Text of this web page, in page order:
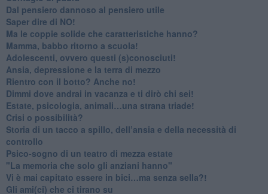
​Dal pensiero dannoso al pensiero utile
​Saper dire di NO!
​Ma le coppie solide che caratteristiche hanno?
​Mamma, babbo ritorno a scuola!
Adolescenti, ovvero questi (s)conosciuti!
Ansia, depressione e la terra di mezzo
​Rientro con il botto? Anche no!
Dimmi dove andrai in vacanza e ti dirò chi sei!
​Estate, psicologia, animali…una strana triade!
​Crisi o possibilità?
​Storia di un tacco a spillo, dell’ansia e della necessità di
controllo
​Psico-sogno di un teatro di mezza estate
"La memoria che solo gli anziani hanno"
​Vi è mai capitato essere in bici…ma senza sella?!
​Gli ami(ci) che ci tirano su